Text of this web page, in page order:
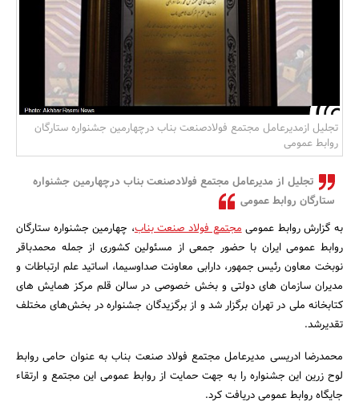
بانک، بیمه و سرمایه
مسکن و ساختمان
تجلیل ازمدیرعامل مجتمع فولادصنعت بناب درچهارمین جشنواره ستارگان
روابط عمومی
تجلیل از مدیرعامل مجتمع فولادصنعت بناب درچهارمین جشنواره
ستارگان روابط عمومی
به گزارش روابط عمومیمجتمع فولاد صنعت بناب، چهارمین جشنواره ستارگان
روابط عمومی ایران با حضور جمعی از مسئولین کشوری از جمله محمدباقر
نوبخت معاون رئیس جمهور، دارابی معاونت صداوسیما، اساتید علم ارتباطات و
مدیران سازمان های دولتی و بخش خصوصی در سالن قلم مرکز همایش های
کتابخانه ملی در تهران برگزار شد و از برگزیدگان جشنواره در بخش‌های مختلف
تقدیرشد.
محمدرضا ادریسی مدیرعامل مجتمع فولاد صنعت بناب به عنوان حامی روابط
لوح زرین این جشنواره را به جهت حمایت از روابط عمومی این مجتمع و ارتقاء
جایگاه روابط عمومی دریافت کرد.